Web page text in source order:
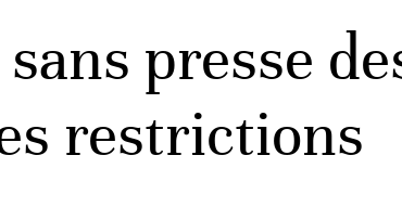
presse
restrictions